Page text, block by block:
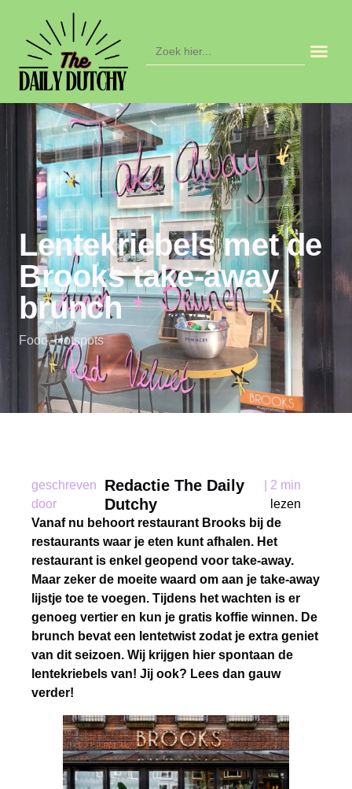
naar:
Lentekriebels met de
Brooks take-away
brunch
Food,Hotspots
geschreven
door
Redactie The Daily
Dutchy
2 min
lezen
Vanaf nu behoort restaurant Brooks bij de
restaurants waar je eten kunt afhalen. Het
restaurant is enkel geopend voor take-away.
Maar zeker de moeite waard om aan je take-away
lijstje toe te voegen. Tijdens het wachten is er
genoeg vertier en kun je gratis koffie winnen. De
brunch bevat een lentetwist zodat je extra geniet
van dit seizoen. Wij krijgen hier spontaan de
lentekriebels van! Jij ook? Lees dan gauw
verder!